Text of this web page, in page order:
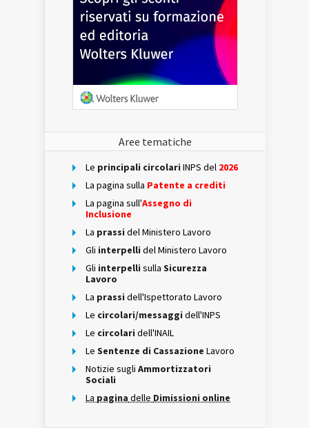
Aree tematiche
Le principali circolari INPS del 2026
La pagina sulla Patente a crediti
La pagina sull'Assegno di
Inclusione
La prassi del Ministero Lavoro
Gli interpelli del Ministero Lavoro
Gli interpelli sulla Sicurezza
Lavoro
La prassi dell'Ispettorato Lavoro
Le circolari/messaggi dell'INPS
Le circolari dell'INAIL
Le Sentenze di Cassazione Lavoro
Notizie sugli Ammortizzatori
Sociali
La pagina delle Dimissioni online